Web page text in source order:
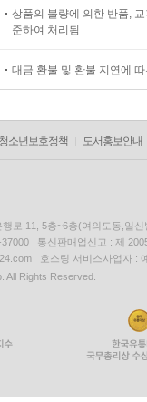
상품의 불량에 의한 반품,
준하여 처리됨
대금 환불 및 환불 지연에
청소년보호정책 도서홍보안내
로 11, 5층~6층(여의도동,일신
37000 통신판매업신고 : 제
호스팅 서비스사업자 :
All Rights Reserved.